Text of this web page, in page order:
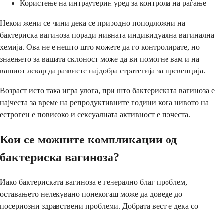
Користење на интраутерин уред за контрола на раѓање
Некои жени се чини дека се природно поподложни на
бактериска вагиноза поради нивната индивидуална вагинална
хемија. Ова не е нешто што можете да го контролирате, но
знаењето за вашата склоност може да ви помогне вам и на
вашиот лекар да развиете најдобра стратегија за превенција.
Возраст исто така игра улога, при што бактериската вагиноза е
најчеста за време на репродуктивните години кога нивото на
естроген е повисоко и сексуалната активност е почеста.
Кои се можните компликации од
бактериска вагиноза?
Иако бактериската вагиноза е генерално благ проблем,
оставањето нелекувано понекогаш може да доведе до
посериозни здравствени проблеми. Добрата вест е дека со